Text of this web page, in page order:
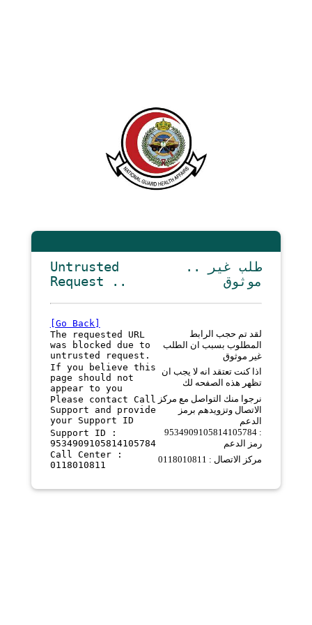
Untrusted
Request ..
.. طلب غير
موثوق
[Go Back]
The requested URL
was blocked due to
untrusted request.
لقد تم حجب الرابط
المطلوب بسبب ان الطلب
غير موثوق
If you believe this
page should not
appear to you
اذا كنت تعتقد انه لا يجب ان
تظهر هذه الصفحه لك
Please contact Call
Support and provide
your Support ID
نرجوا منك التواصل مع مركز
الاتصال وتزويدهم برمز
الدعم
Support ID :
9534909105814105784
9534909105814105784 :
رمز الدعم
Call Center :
0118010811
مركز الاتصال : 0118010811